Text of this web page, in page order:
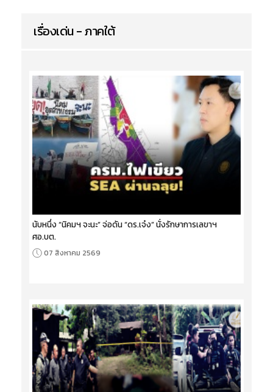
เรื่องเด่น - ภาคใต้
นับหนึ่ง “นิคมฯ จะนะ” จ่อดัน “ดร.เจ๋ง” นั่งรักษาการเลขาฯ
ศอ.บต.
07 สิงหาคม 2569